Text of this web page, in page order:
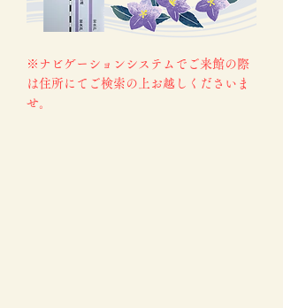
※ナビゲーションシステムでご来館の際
は住所にてご検索の上お越しくださいま
せ。